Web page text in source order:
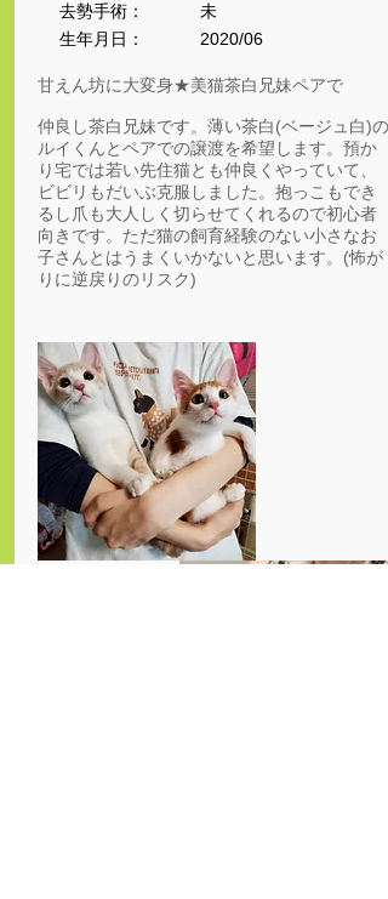
​去勢手術：
生年月日：
未
2020/06
甘えん坊に大変身★美猫茶白兄妹ペアで
仲良し茶白兄妹です。薄い茶白(ベージュ白)の
ルイくんとペアでの譲渡を希望します。預か
り宅では若い先住猫とも仲良くやっていて、
ビビリもだいぶ克服しました。抱っこもでき
るし爪も大人しく切らせてくれるので初心者
向きです。ただ猫の飼育経験のない小さなお
子さんとはうまくいかないと思います。(怖が
りに逆戻りのリスク)